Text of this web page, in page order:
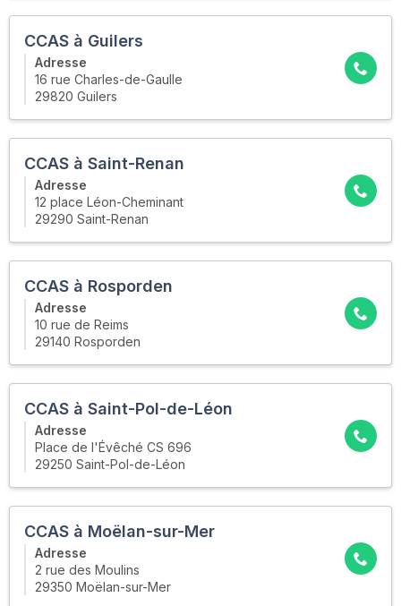
CCAS à Guilers
Adresse
16 rue Charles-de-Gaulle
29820 Guilers
CCAS à Saint-Renan
Adresse
12 place Léon-Cheminant
29290 Saint-Renan
CCAS à Rosporden
Adresse
10 rue de Reims
29140 Rosporden
CCAS à Saint-Pol-de-Léon
Adresse
Place de l'Évêché CS 696
29250 Saint-Pol-de-Léon
CCAS à Moëlan-sur-Mer
Adresse
2 rue des Moulins
29350 Moëlan-sur-Mer